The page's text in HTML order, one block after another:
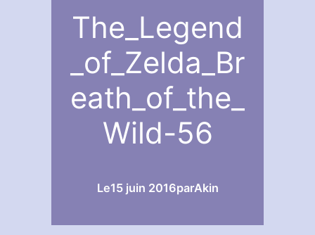
The_Legend
_of_Zelda_Br
eath_of_the_
Wild-56
Le15 juin 2016parAkin